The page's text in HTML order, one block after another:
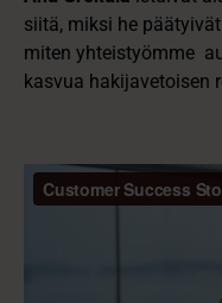
siitä, miksi he
miten yhteistyömme
kasvua hakijavetoisen